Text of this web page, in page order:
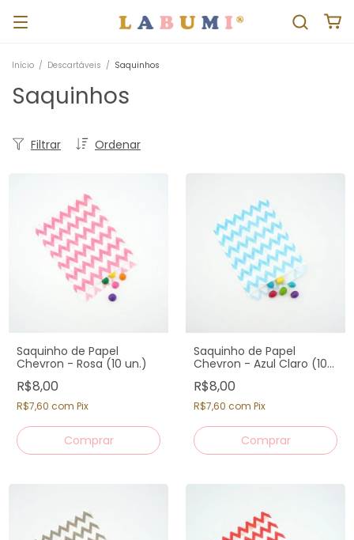
Início / Descartáveis / Saquinhos
Saquinhos
Ordenar
Filtrar
Saquinho de Papel
Chevron - Rosa (10 un.)
R$8,00
R$7,60 com Pix
Saquinho de Papel
Chevron - Azul Claro (10
un.)
R$8,00
R$7,60 com Pix